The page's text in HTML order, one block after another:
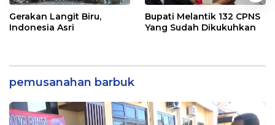
Gerakan Langit Biru,
Indonesia Asri
Bupati Melantik 132 CPNS
Yang Sudah Dikukuhkan
pemusanahan barbuk